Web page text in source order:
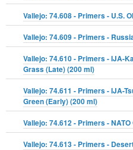
Vallejo: 74.608 - Primers - U.S.
Vallejo: 74.609 - Primers -
Vallejo: 74.610 - Primers - IJA-
Grass (Late) (200 ml)
Vallejo: 74.611 - Primers - IJA-
Green (Early) (200 ml)
Vallejo: 74.612 - Primers -
Vallejo: 74.613 - Primers -